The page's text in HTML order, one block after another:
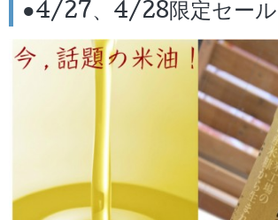
●4/27、4/28限定セール